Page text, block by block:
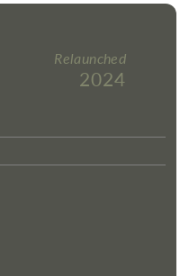
Relaunched
2024